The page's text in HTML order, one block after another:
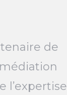
de
l’expertise